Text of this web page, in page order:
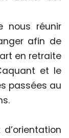
nous réunir
afin de
en retraite
et le
passées au